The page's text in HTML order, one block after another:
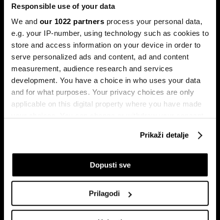
Responsible use of your data
We and our 1022 partners process your personal data,
e.g. your IP-number, using technology such as cookies to
store and access information on your device in order to
serve personalized ads and content, ad and content
measurement, audience research and services
development. You have a choice in who uses your data
and for what purposes. Your privacy choices are only
applicable on this digital property where you have made
If you allow, we would also like to:
Collect information about your geographical
Identify your device by actively scanning it for
Prikaži detalje
Dopusti sve
Prilagodi
Sateliti otkrivaju zašto je
venezuelanska nafta rizična
igra
Ko je uništio evropsku
automobilsku industriju?
Investicije s misijom - zelene
Malin Berge na BBA konferenciji: